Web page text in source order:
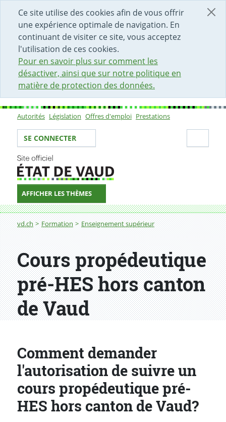
Ce site utilise des cookies afin de vous offrir
une expérience optimale de navigation. En
continuant de visiter ce site, vous acceptez
l'utilisation de ces cookies.
Pour en savoir plus sur comment les
désactiver, ainsi que sur notre politique en
matière de protection des données.
DÉBUT DU CONTENU DE LA PAGE
ACCÈS AU CHAMP DE RECHERCHE
PAGE D'ACCUEIL
FORMULAIRE DE CONTACT
Sous-navigation
Autorités Législation Offres d'emploi Prestations
Votre identité
SE CONNECTER
AFFICHER LES THÈMES
Fil d'Ariane
vd.ch Formation Enseignement supérieur
Cours propédeutique pré-HES hors canton de Vaud
Cours propédeutique
pré-HES hors canton
de Vaud
Comment demander
l'autorisation de suivre un
cours propédeutique pré-
HES hors canton de Vaud?